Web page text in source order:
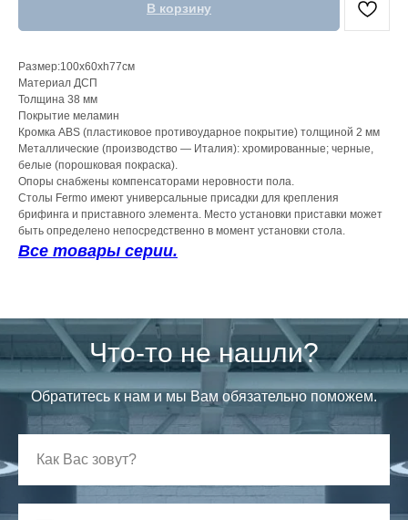
В корзину
Размер:100x60xh77см
Материал ДСП
Толщина 38 мм
Покрытие меламин
Кромка ABS (пластиковое противоударное покрытие) толщиной 2 мм
Металлические (производство — Италия): хромированные; черные,
белые (порошковая покраска).
Опоры снабжены компенсаторами неровности пола.
Столы Fermo имеют универсальные присадки для крепления
брифинга и приставного элемента. Место установки приставки может
быть определено непосредственно в момент установки стола.
Все товары серии.
Что-то не нашли?
Обратитесь к нам и мы Вам обязательно поможем.